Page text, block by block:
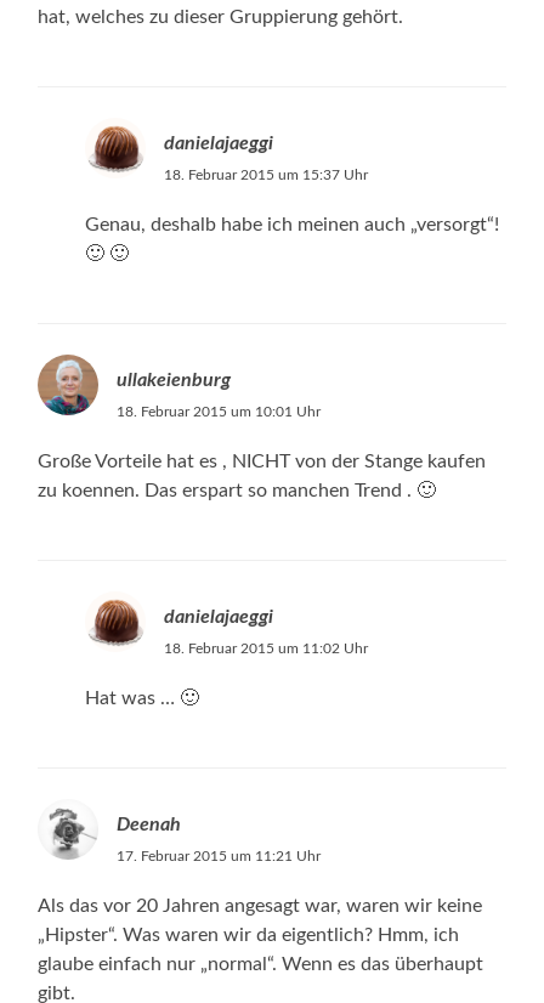
hat, welches zu dieser Gruppierung gehört.
danielajaeggi
18. Februar 2015 um 15:37 Uhr
Genau, deshalb habe ich meinen auch „versorgt“!
🙂 🙂
ullakeienburg
18. Februar 2015 um 10:01 Uhr
Große Vorteile hat es , NICHT von der Stange kaufen
zu koennen. Das erspart so manchen Trend . 🙂
danielajaeggi
18. Februar 2015 um 11:02 Uhr
Hat was … 🙂
Deenah
17. Februar 2015 um 11:21 Uhr
Als das vor 20 Jahren angesagt war, waren wir keine
„Hipster“. Was waren wir da eigentlich? Hmm, ich
glaube einfach nur „normal“. Wenn es das überhaupt
gibt.